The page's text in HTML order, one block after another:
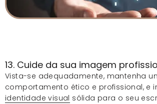
13. Cuide da sua imagem
Vista-se adequadamente, mantenha
comportamento ético e profissional, e
identidade visual sólida para o seu